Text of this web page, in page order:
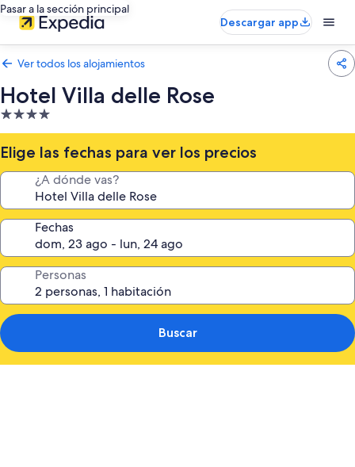
Pasar a la sección principal
Descargar app
Ver todos los alojamientos
Hotel Villa delle Rose
Alojamiento
de
4.0 estrellas
Elige las fechas para ver los precios
¿A dónde vas?
Fechas
Personas
Buscar